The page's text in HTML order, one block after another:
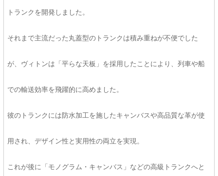
トランクを開発しました。
それまで主流だった丸蓋型のトランクは積み重ねが不便でした
が、ヴィトンは「平らな天板」を採用したことにより、列車や船
での輸送効率を飛躍的に高めました。
彼のトランクには防水加工を施したキャンバスや高品質な革が使
用され、デザイン性と実用性の両立を実現。
これが後に「モノグラム・キャンバス」などの高級トランクへと